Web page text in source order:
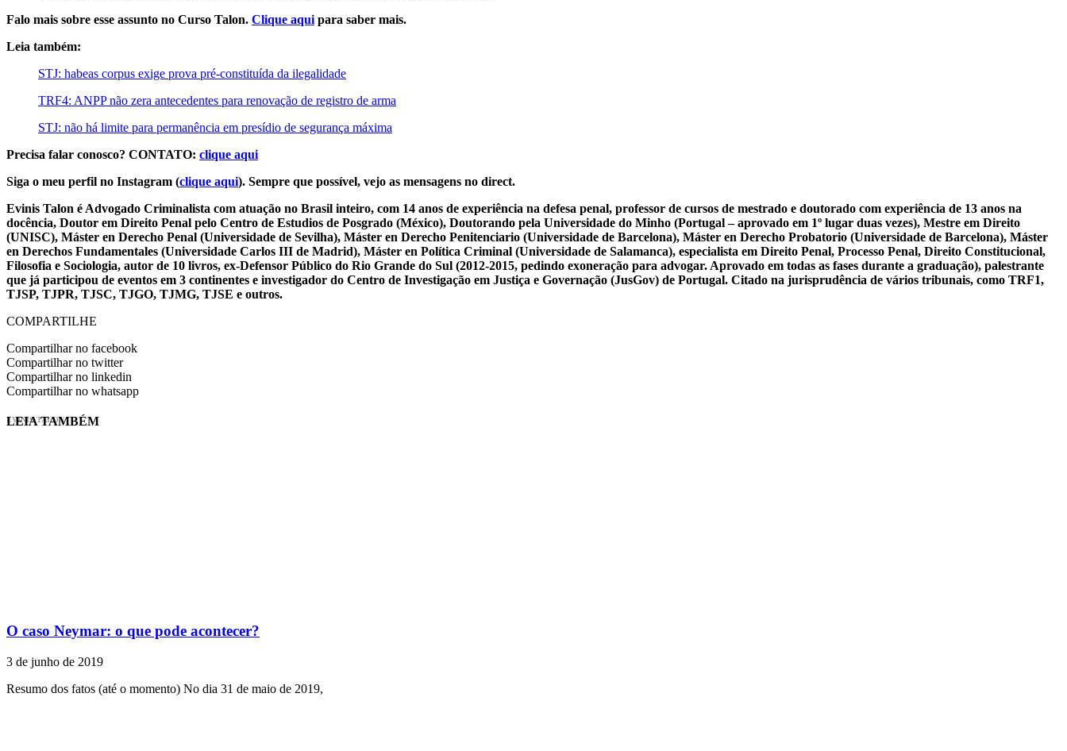
Falo mais sobre esse assunto no Curso Talon. Clique aqui para saber mais.
Leia também:
STJ: habeas corpus exige prova pré-constituída da ilegalidade
TRF4: ANPP não zera antecedentes para renovação de registro de arma
STJ: não há limite para permanência em presídio de segurança máxima
Precisa falar conosco? CONTATO: clique aqui
Siga o meu perfil no Instagram (clique aqui). Sempre que possível, vejo as mensagens no direct.
Evinis Talon é Advogado Criminalista com atuação no Brasil inteiro, com 14 anos de experiência na defesa penal, professor de cursos de mestrado e doutorado com experiência de 13 anos na
docência, Doutor em Direito Penal pelo Centro de Estudios de Posgrado (México), Doutorando pela Universidade do Minho (Portugal – aprovado em 1º lugar duas vezes), Mestre em Direito
(UNISC), Máster en Derecho Penal (Universidade de Sevilha), Máster en Derecho Penitenciario (Universidade de Barcelona), Máster en Derecho Probatorio (Universidade de Barcelona), Máster
en Derechos Fundamentales (Universidade Carlos III de Madrid), Máster en Política Criminal (Universidade de Salamanca), especialista em Direito Penal, Processo Penal, Direito Constitucional,
Filosofia e Sociologia, autor de 10 livros, ex-Defensor Público do Rio Grande do Sul (2012-2015, pedindo exoneração para advogar. Aprovado em todas as fases durante a graduação), palestrante
que já participou de eventos em 3 continentes e investigador do Centro de Investigação em Justiça e Governação (JusGov) de Portugal. Citado na jurisprudência de vários tribunais, como TRF1,
TJSP, TJPR, TJSC, TJGO, TJMG, TJSE e outros.
COMPARTILHE
Compartilhar no facebook
Compartilhar no twitter
Compartilhar no linkedin
Compartilhar no whatsapp
EVINIS TALON
LEIA TAMBÉM
O caso Neymar: o que pode acontecer?
3 de junho de 2019
Resumo dos fatos (até o momento) No dia 31 de maio de 2019,